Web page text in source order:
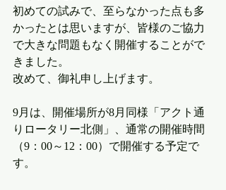
初めての試みで、至らなかった点も多
かったとは思いますが、皆様のご協力
で大きな問題もなく開催することがで
きました。
改めて、御礼申し上げます。
9月は、開催場所が8月同様「アクト通
りロータリー北側」、通常の開催時間
（9：00～12：00）で開催する予定で
す。